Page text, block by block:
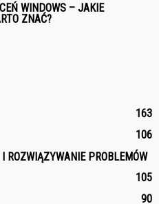
WINDOWS – JAKIE
ZNAĆ?
163
106
ROZWIĄZYWANIE PROBLEMÓW
105
90